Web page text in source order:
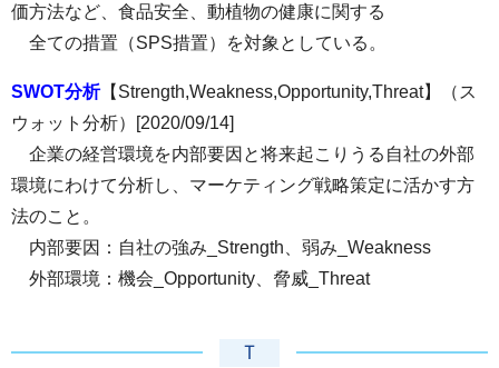
価方法など、食品安全、動植物の健康に関する
全ての措置（SPS措置）を対象としている。
SWOT分析【Strength,Weakness,Opportunity,Threat】（ス
ウォット分析）[2020/09/14]
企業の経営環境を内部要因と将来起こりうる自社の外部
環境にわけて分析し、マーケティング戦略策定に活かす方
法のこと。
内部要因：自社の強み_Strength、弱み_Weakness
外部環境：機会_Opportunity、脅威_Threat
Ｔ